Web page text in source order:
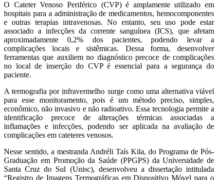
O Cateter Venoso Periférico (CVP) é amplamente utilizado em
hospitais para a administração de medicamentos, hemocomponentes
e outras terapias intravenosas. No entanto, seu uso pode estar
associado a infecções da corrente sanguínea (ICS), que afetam
aproximadamente 0,2% dos pacientes, podendo levar a
complicações locais e sistêmicas. Dessa forma, desenvolver
ferramentas que auxiliem no diagnóstico precoce de complicações
no local de inserção do CVP é essencial para a segurança do
paciente.
A termografia por infravermelho surge como uma alternativa viável
para esse monitoramento, pois é um método preciso, simples,
econômico, não invasivo e não radioativo. Essa tecnologia permite a
identificação precoce de alterações térmicas associadas a
inflamações e infecções, podendo ser aplicada na avaliação de
complicações em cateteres venosos.
Nesse sentido, a mestranda Andréli Taís Kila, do Programa de Pós-
Graduação em Promoção da Saúde (PPGPS) da Universidade de
Santa Cruz do Sul (Unisc), desenvolveu a dissertação intitulada
“Registro de Imagens Termográficas em Dispositivo Móvel para o